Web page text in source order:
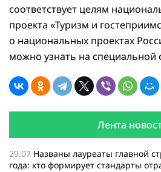
соответствует целям
проекта «Туризм и
о национальных проектах
можно узнать на специальной
Лента
29.07 Названы лауреаты главной
года: кто формирует стандарты